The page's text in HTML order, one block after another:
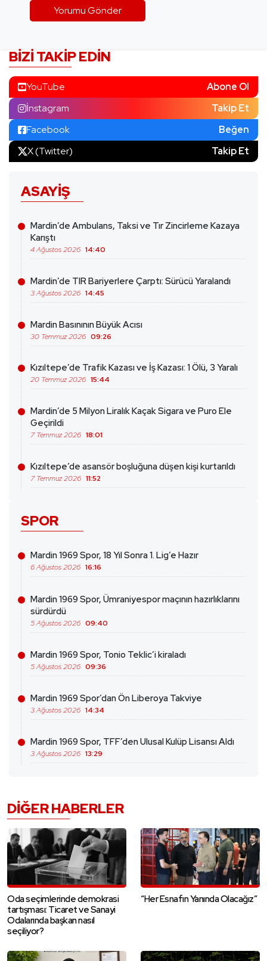
BIZI TAKIP EDIN
YouTube
Abone Ol
İnstagram
Takip Et
Facebook
Beğen
X (Twitter)
Takip Et
ASAYIŞ
Mardin’de Ambulans, Taksi ve Tır Zincirleme Kazaya
Karıştı
4 Ağustos 2026 14:40
Mardin’de TIR Bariyerlere Çarptı: Sürücü Yaralandı
3 Ağustos 2026 14:45
Mardin Basınının Büyük Acısı
30 Temmuz 2026 09:26
Kızıltepe’de Trafik Kazası ve İş Kazası: 1 Ölü, 3 Yaralı
20 Temmuz 2026 15:44
Mardin’de 5 Milyon Liralık Kaçak Sigara ve Puro Ele
Geçirildi
7 Temmuz 2026 18:01
Kızıltepe’de asansör boşluğuna düşen kişi kurtarıldı
7 Temmuz 2026 11:52
SPOR
Mardin 1969 Spor, 18 Yıl Sonra 1. Lig’e Hazır
6 Ağustos 2026 16:16
Mardin 1969 Spor, Ümraniyespor maçının hazırlıklarını
sürdürdü
5 Ağustos 2026 09:40
Mardin 1969 Spor, Tonio Teklic’i kiraladı
5 Ağustos 2026 09:36
Mardin 1969 Spor’dan Ön Liberoya Takviye
3 Ağustos 2026 14:34
Mardin 1969 Spor, TFF’den Ulusal Kulüp Lisansı Aldı
3 Ağustos 2026 13:29
DIĞER HABERLER
Oda seçimlerinde demokrasi
tartışması: Ticaret ve Sanayi
Odalarında başkan nasıl
seçiliyor?
“Her Esnafın Yanında Olacağız”